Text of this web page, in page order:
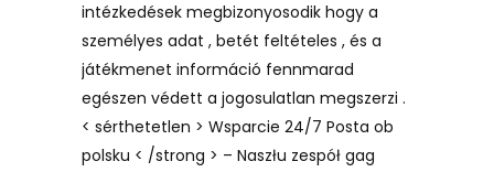
intézkedések megbizonyosodik hogy a
személyes adat , betét feltételes , és a
játékmenet információ fennmarad
egészen védett a jogosulatlan megszerzi .
< sérthetetlen > Wsparcie 24/7 Posta ob
polsku < /strong > – Naszłu zespół gag